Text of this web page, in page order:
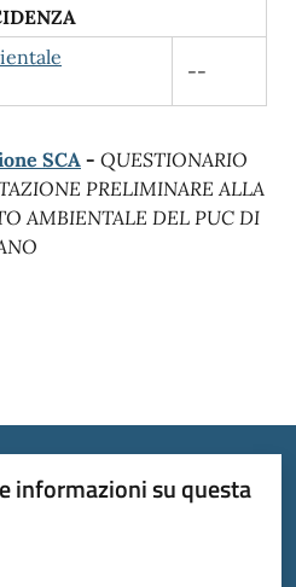
--
SCA - QUESTIONARIO
PRELIMINARE ALLA
AMBIENTALE DEL PUC DI
informazioni su questa